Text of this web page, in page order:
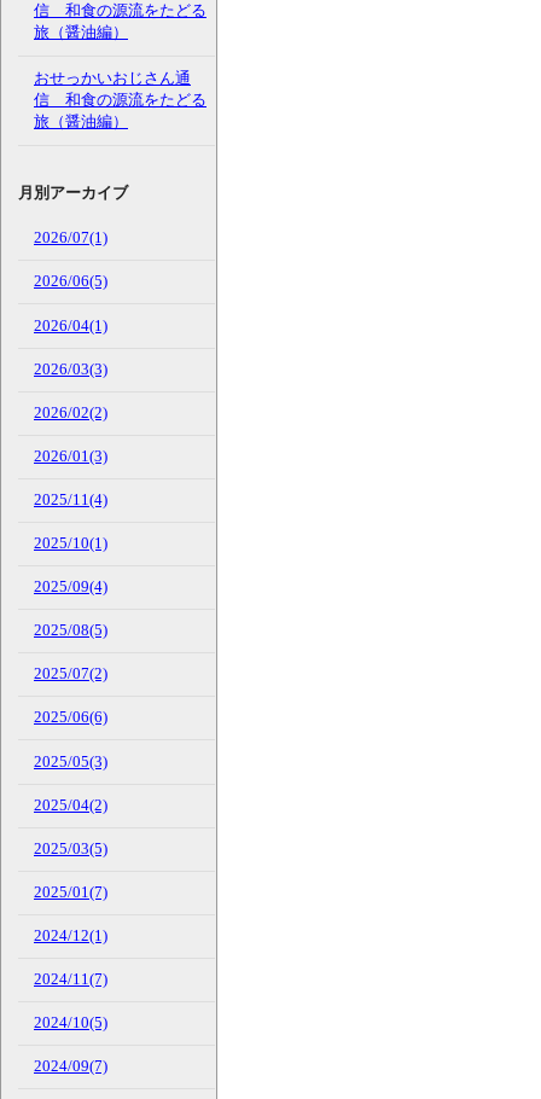
信 和食の源流をたどる
旅（醤油編）
おせっかいおじさん通
信 和食の源流をたどる
旅（醤油編）
月別アーカイブ
2026/07(1)
2026/06(5)
2026/04(1)
2026/03(3)
2026/02(2)
2026/01(3)
2025/11(4)
2025/10(1)
2025/09(4)
2025/08(5)
2025/07(2)
2025/06(6)
2025/05(3)
2025/04(2)
2025/03(5)
2025/01(7)
2024/12(1)
2024/11(7)
2024/10(5)
2024/09(7)